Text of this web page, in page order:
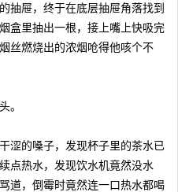
屉，终于在底层抽屉角落找到
盒里抽出一根，接上嘴上快吸完
丝燃烧出的浓烟呛得他咳个不
。
的嗓子，发现杯子里的茶水已
点热水，发现饮水机竟然没水
道，倒霉时竟然连一口热水都喝